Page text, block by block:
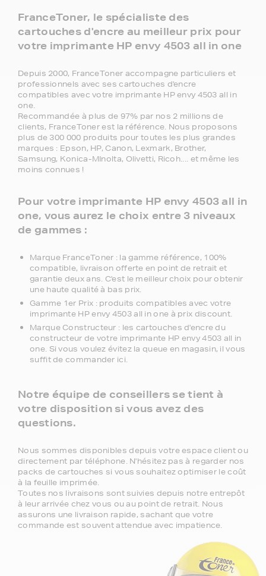
FranceToner, le spécialiste des
cartouches d'encre au meilleur prix pour
votre imprimante HP envy 4503 all in one
Depuis 2000, FranceToner accompagne particuliers et
professionnels avec ses cartouches d'encre
compatibles avec votre imprimante HP envy 4503 all in
one.
Recommandée à plus de 97% par nos 2 millions de
clients, FranceToner est la référence. Nous proposons
plus de 300 000 produits pour toutes les plus grandes
marques : Epson, HP, Canon, Lexmark, Brother,
Samsung, Konica-MInolta, Olivetti, Ricoh.... et même les
moins connues !
Pour votre imprimante HP envy 4503 all in
one, vous aurez le choix entre 3 niveaux
de gammes :
Marque FranceToner : la gamme référence, 100%
compatible, livraison offerte en point de retrait et
garantie deux ans. C'est le meilleur choix pour obtenir
une haute qualité à bas prix.
Gamme 1er Prix : produits compatibles avec votre
imprimante HP envy 4503 all in one à prix discount.
Marque Constructeur : les cartouches d'encre du
constructeur de votre imprimante HP envy 4503 all in
one. Si vous voulez évitez la queue en magasin, il vous
suffit de commander ici.
Notre équipe de conseillers se tient à
votre disposition si vous avez des
questions.
Nous sommes disponibles depuis votre espace client ou
directement par téléphone. N'hésitez pas à regarder nos
packs de cartouches si vous souhaitez optimiser le coût
à la feuille imprimée.
Toutes nos livraisons sont suivies depuis notre entrepôt
à leur arrivée chez vous ou au point de retrait. Nous
assurons une livraison rapide, sachant que votre
commande est souvent attendue avec impatience.